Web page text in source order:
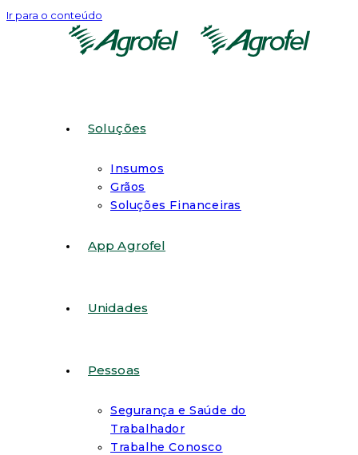
Ir para o conteúdo
Soluções
Insumos
Grãos
Soluções Financeiras
App Agrofel
Unidades
Pessoas
Segurança e Saúde do
Trabalhador
Trabalhe Conosco